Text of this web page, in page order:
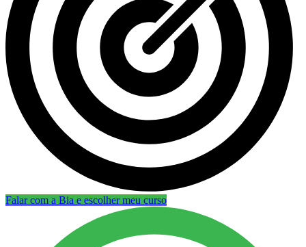
Falar com a Bia e escolher meu curso